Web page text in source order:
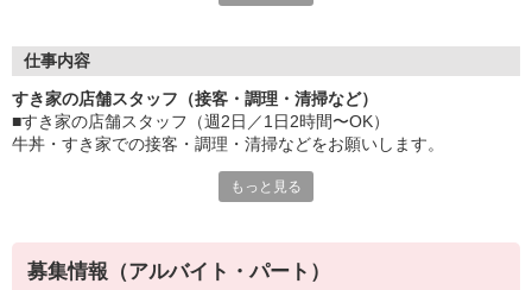
オシャレを捨てる必要はありません！
急な出費も安心♪
■社員登用あり
将来を考えている方は必見です。
なか卯、かつ庵、ココス、ジョリーパスタ、ビッグボーイ、華屋
ョーグループ！
その中のひとつ『すき家』でお仕事しませんか？
仕事内容
すき家の店舗スタッフ（接客・調理・清掃など）
■すき家の店舗スタッフ（週2日／1日2時間〜OK）
牛丼・すき家での接客・調理・清掃などをお願いします。
あなたの笑顔で！
すばやく提供！
もっと見る
募集情報（アルバイト・パート）